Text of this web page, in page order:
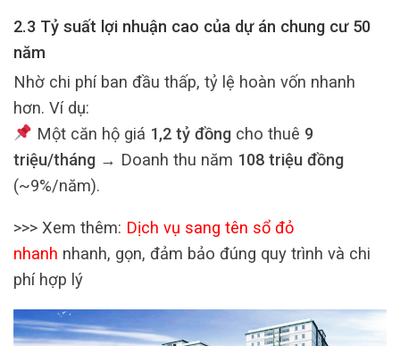
2.3 Tỷ suất lợi nhuận cao của dự án chung cư 50
năm
Nhờ chi phí ban đầu thấp, tỷ lệ hoàn vốn nhanh
hơn. Ví dụ:
Một căn hộ giá 1,2 tỷ đồngcho thuê 9
triệu/tháng → Doanh thu năm 108 triệu đồng
(~9%/năm).
>>> Xem thêm: Dịch vụ sang tên sổ đỏ
nhanh nhanh, gọn, đảm bảo đúng quy trình và chi
phí hợp lý